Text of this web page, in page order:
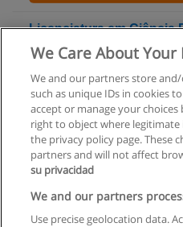
Licenciatura em Ciência
Internacionais [FCSEA]
Solicite
Regras
We Care About Your
We and our partners store
such as unique IDs in cookies
accept or manage your
right to object where
the privacy policy page. These
partners and will not affect
su privacidad
We and our partners
Use precise geolocation data.